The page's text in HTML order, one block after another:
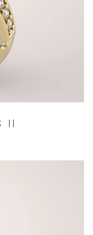
II